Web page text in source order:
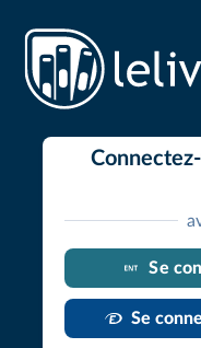
Se
Se